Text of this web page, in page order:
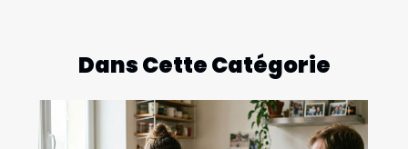
Dans Cette Catégorie